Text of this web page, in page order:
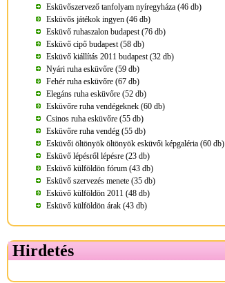
Esküvőszervező tanfolyam nyíregyháza (46 db)
Esküvős játékok ingyen (46 db)
Esküvő ruhaszalon budapest (76 db)
Esküvő cipő budapest (58 db)
Esküvő kiállítás 2011 budapest (32 db)
Nyári ruha esküvőre (59 db)
Fehér ruha esküvőre (67 db)
Elegáns ruha esküvőre (52 db)
Esküvőre ruha vendégeknek (60 db)
Csinos ruha esküvőre (55 db)
Esküvőre ruha vendég (55 db)
Esküvői öltönyök öltönyök esküvői képgaléria (60 db)
Esküvő lépésről lépésre (23 db)
Esküvő külföldön fórum (43 db)
Esküvő szervezés menete (35 db)
Esküvő külföldön 2011 (48 db)
Esküvő külföldön árak (43 db)
Hirdetés